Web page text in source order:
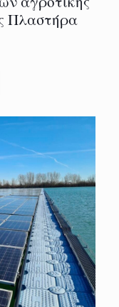
Πλαστήρα